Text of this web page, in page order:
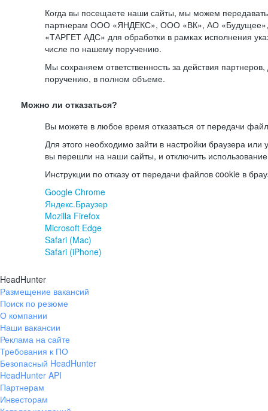
Когда вы посещаете наши сайты, мы можем
партнерам ООО «ЯНДЕКС», ООО «ВК», АО
«ТАРГЕТ АДС» для обработки в рамках исполнения
числе по нашему поручению.
Мы сохраняем ответственность за действия
поручению, в полном объеме.
Можно ли отказаться?
Вы можете в любое время отказаться от передачи
Для этого необходимо зайти в настройки браузера или
вы перешли на наши сайты, и отключить
Инструкции по отказу от передачи файлов cookie в
Google Chrome
Яндекс.Браузер
Mozilla Firefox
Microsoft Edge
Safari (Mac)
Safari (iPhone)
HeadHunter
Размещение вакансий
Поиск по резюме
О компании
Наши вакансии
Реклама на сайте
Требования к ПО
Безопасный HeadHunter
HeadHunter API
Партнерам
Инвесторам